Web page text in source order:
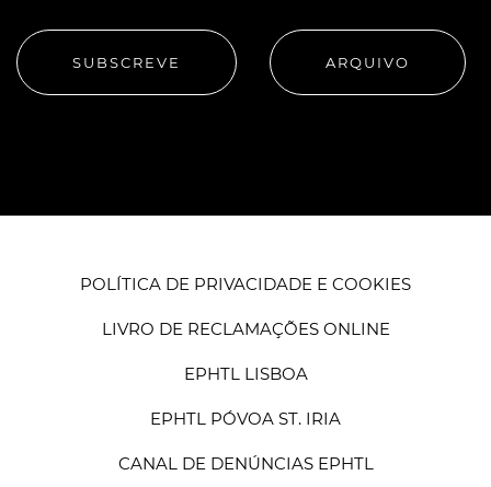
SUBSCREVE ARQUIVO
POLÍTICA DE PRIVACIDADE E COOKIES
LIVRO DE RECLAMAÇÕES ONLINE
EPHTL LISBOA
EPHTL PÓVOA ST. IRIA
CANAL DE DENÚNCIAS EPHTL